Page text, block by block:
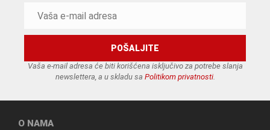
Vaša e-mail adresa će biti korišćena isključivo za potrebe slanja
newslettera, a u skladu sa Politikom privatnosti.
O NAMA